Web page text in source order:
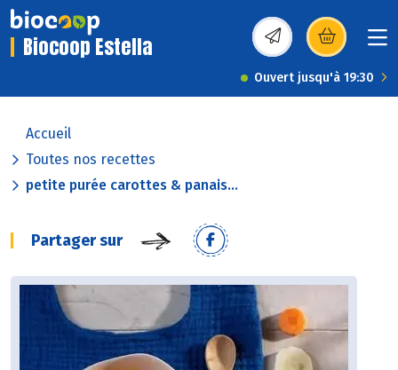
Biocoop Estella (s’ouvre dans une
Ouvert jusqu'à 19:30
Accueil
Toutes nos recettes
petite purée carottes & panais...
Partager sur